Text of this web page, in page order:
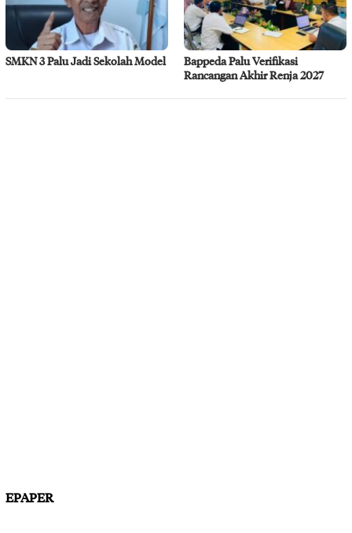
SMKN 3 Palu Jadi Sekolah Model
Bappeda Palu Verifikasi
Rancangan Akhir Renja 2027
EPAPER